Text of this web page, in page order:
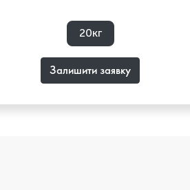
20кг
Залишити заявку